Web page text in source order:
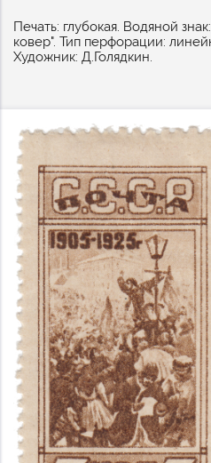
Печать: глубокая. Водяной
ковер". Тип перфорации:
Художник: Д.Голядкин.